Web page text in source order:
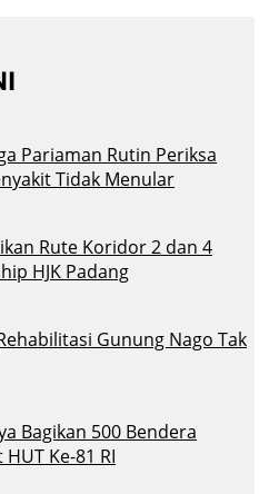
Pariaman Rutin Periksa
Tidak Menular
Rute Koridor 2 dan 4
HJK Padang
Gunung Nago Tak
Bagikan 500 Bendera
Ke-81 RI